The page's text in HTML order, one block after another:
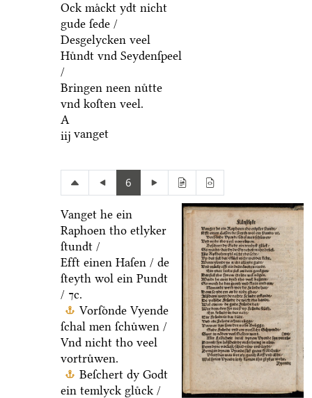
Ock maͤckt ydt nicht
gude ſede /
Desgelycken veel
Huͤndt vnd Seydenſpeel
/
Bringen neen nuͤtte
vnd koſten veel.
A
iij vanget
6
Vanget he ein
Raphoen tho etlyker
ſtundt /
Efft einen Haſen / de
ſteyth wol ein Pundt
/ ⁊c.
Vorſoͤnde Vyende
ſchal men ſchuͤwen /
Vnd nicht tho veel
vortruͤwen.
Beſchert dy Godt
ein temlyck gluͤck /